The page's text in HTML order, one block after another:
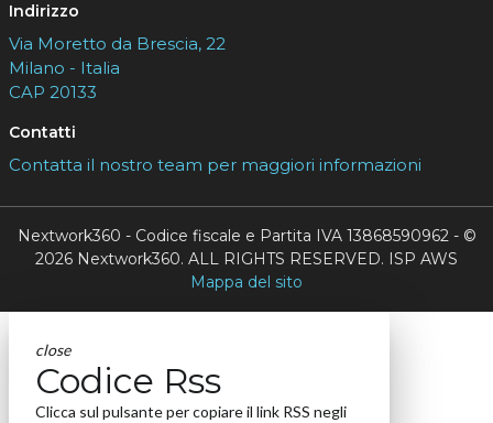
Indirizzo
Via Moretto da Brescia, 22
Milano - Italia
CAP 20133
Contatti
Contatta il nostro team per maggiori informazioni
Nextwork360 - Codice fiscale e Partita IVA 13868590962 - ©
2026 Nextwork360. ALL RIGHTS RESERVED. ISP AWS
Mappa del sito
close
Codice Rss
Clicca sul pulsante per copiare il link RSS negli